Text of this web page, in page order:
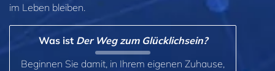
im Leben bleiben.
Was ist Der Weg zum Glücklichsein?
Beginnen Sie damit, in Ihrem eigenen Zuhause,